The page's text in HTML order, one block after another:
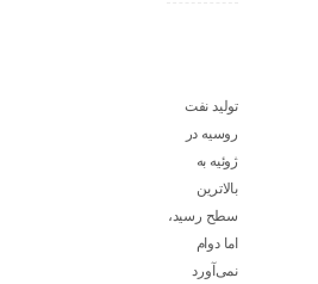
تولید نفت
روسیه در
ژوئیه به
بالاترین
سطح رسید،
اما دوام
نمی‌آورد